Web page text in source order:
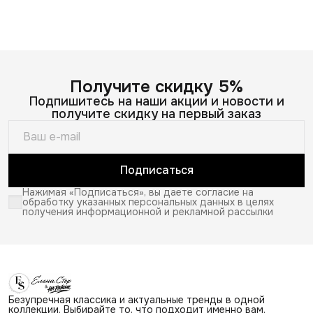
Получите скидку 5%
Подпишитесь на наши акции и новости и
получите скидку на первый заказ
Подписаться
Нажимая «Подписаться», вы даете согласие на
обработку указанных персональных данных в целях
получения информационной и рекламной рассылки
Безупречная классика и актуальные тренды в одной
коллекции. Выбирайте то, что подходит именно вам.